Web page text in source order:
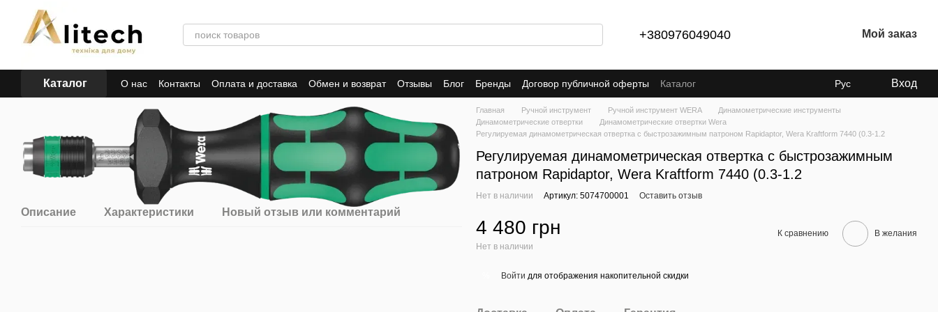
Перейти к основному контенту
+380976049040 Мой заказ
Каталог О нас Контакты Оплата и доставка Обмен и возврат Отзывы Блог Бренды Договор публичной оферты Каталог Рус Вход
Описание Характеристики Новый отзыв или комментарий
Главная Ручной инструмент Ручной инструмент WERA
Динамометрические инструменты
Динамометрические отвертки
Динамометрические отвертки Wera
Регулируемая динамометрическая отвертка с быстрозажимным патроном Rapidaptor, Wera Kraftform 7440 (0.3-1.2
Регулируемая динамометрическая отвертка с быстрозажимным
патроном Rapidaptor, Wera Kraftform 7440 (0.3-1.2
Нет в наличии Артикул: 5074700001 Оставить отзыв
4 480 грн
Нет в наличии
К сравнению В желания
Войти для отображения накопительной скидки